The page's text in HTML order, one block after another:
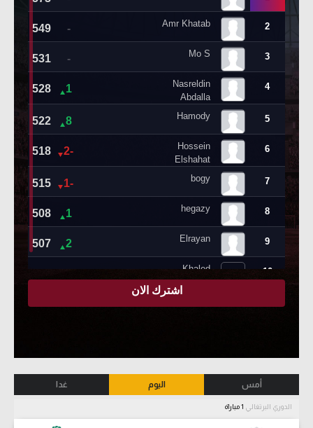
أمس اليوم غدا
الدوري البرتغالي